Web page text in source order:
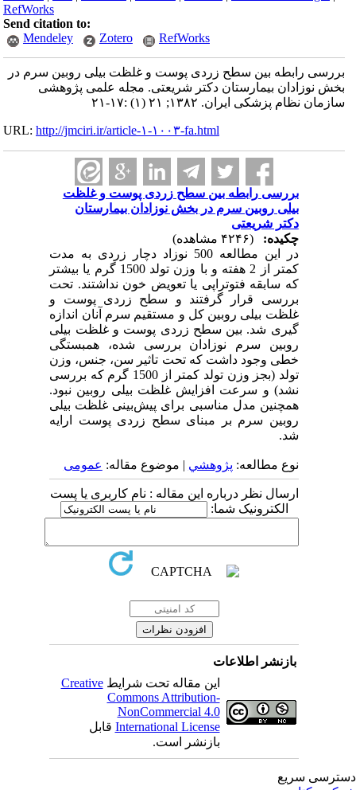
RefWorks
Send citation to:
Mendeley
Zotero RefWorks
بررسی رابطه بین سطح زردی پوست و غلظت بیلی روبین سرم در
بخش نوزادان بیمارستان دکتر شریعتی. مجله علمی پژوهشی
سازمان نظام پزشکی ایران. ۱۳۸۲; ۲۱ (۱) :۱۷-۲۱
URL:http://jmciri.ir/article-۱-۱۰۰۳-fa.html
بررسی رابطه بین سطح زردی پوست و غلظت
بیلی روبین سرم در بخش نوزادان بیمارستان
دکتر شریعتی
چکیده:
در این مطالعه 500 نوزاد دچار زردی به مدت
کمتر از 2 هفته و با وزن تولد 1500 گرم یا بیشتر
که سابقه فتوتراپی یا تعویض خون نداشتند. تحت
بررسی قرار گرفتند و سطح زردی پوست و
غلظت بیلی روبین کل و مستقیم سرم آنان اندازه‌
گیری شد. بین سطح زردی پوست و غلظت بیلی
روبین سرم نوزادان بررسی شده، همبستگی
خطی وجود داشت که تحت تاثیر سن، جنس، وزن
تولد (بجز وزن تولد کمتر از 1500 گرم که بررسی
نشد) و سرعت افزایش غلظت بیلی روبین نبود.
همچنین مدل مناسبی برای پیش‌بینی غلظت بیلی
روبین سرم بر مبنای سطح زردی پوست ارایه
شد.
نوع مطالعه:پژوهشي| موضوع مقاله:عمومى
ارسال نظر درباره این مقاله : نام کاربری یا پست
الکترونیک شما:
بازنشر اطلاعات
این مقاله تحت شرایطCreative
Commons Attribution-
NonCommercial 4.0
International Licenseقابل
بازنشر است.
سریع